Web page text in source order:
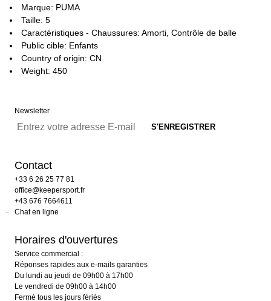
Marque: PUMA
Taille: 5
Caractéristiques - Chaussures: Amorti, Contrôle de balle
Public cible: Enfants
Country of origin: CN
Weight: 450
Newsletter
Contact
+33 6 26 25 77 81
office@keepersport.fr
+43 676 7664611
Chat en ligne
Horaires d'ouvertures
Service commercial :
Réponses rapides aux e-mails garanties
Du lundi au jeudi de 09h00 à 17h00
Le vendredi de 09h00 à 14h00
Fermé tous les jours fériés